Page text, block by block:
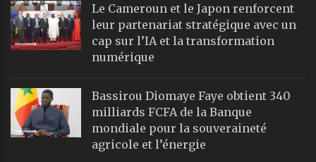
Le Cameroun et le Japon renforcent
leur partenariat stratégique avec un
cap sur l’IA et la transformation
numérique
Bassirou Diomaye Faye obtient 340
milliards FCFA de la Banque
mondiale pour la souveraineté
agricole et l’énergie